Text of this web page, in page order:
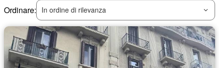
Ordinare:
In ordine di rilevanza